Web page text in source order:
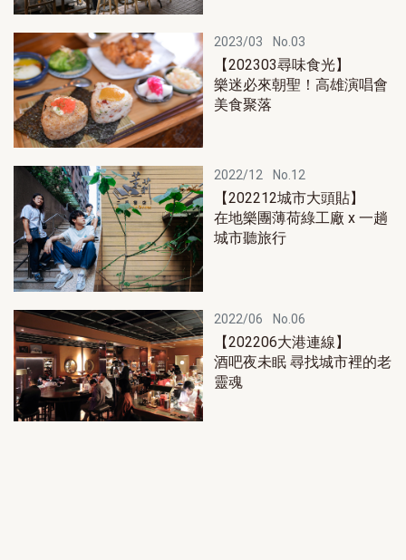
2023/03 No.03
【202303尋味食光】
樂迷必來朝聖！高雄演唱會
美食聚落
2022/12 No.12
【202212城市大頭貼】
在地樂團薄荷綠工廠 x 一趟
城市聽旅行
2022/06 No.06
【202206大港連線】
酒吧夜未眠 尋找城市裡的老
靈魂